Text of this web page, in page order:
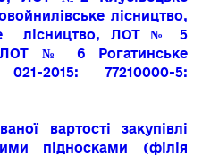
лісництво,
лісництво, ЛОТ № 5
ЛОТ № 6 Рогатинське
2015: 77210000-5:
вартості закупівлі
підносками (філія